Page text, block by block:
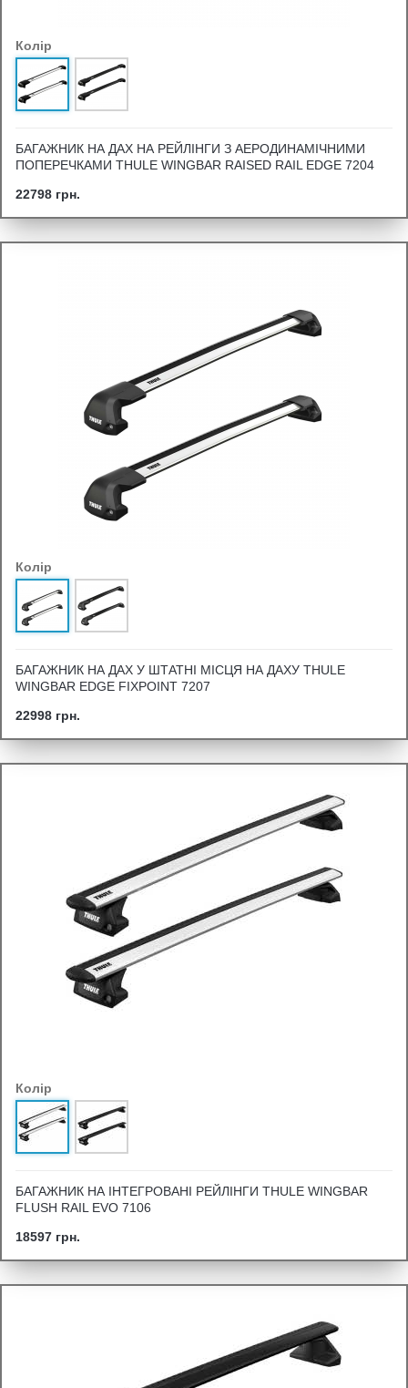
Колір
БАГАЖНИК НА ДАХ НА РЕЙЛІНГИ З АЕРОДИНАМІЧНИМИ
ПОПЕРЕЧКАМИ THULE WINGBAR RAISED RAIL EDGE 7204
22798 грн.
Колір
БАГАЖНИК НА ДАХ У ШТАТНІ МІСЦЯ НА ДАХУ THULE
WINGBAR EDGE FIXPOINT 7207
22998 грн.
Колір
БАГАЖНИК НА ІНТЕГРОВАНІ РЕЙЛІНГИ THULE WINGBAR
FLUSH RAIL EVO 7106
18597 грн.